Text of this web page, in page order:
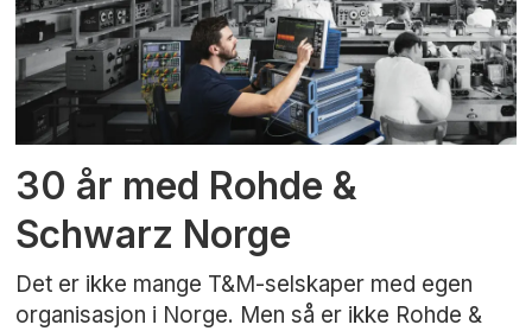
30 år med Rohde &
Schwarz Norge
Det er ikke mange T&M-selskaper med egen
organisasjon i Norge. Men så er ikke Rohde &